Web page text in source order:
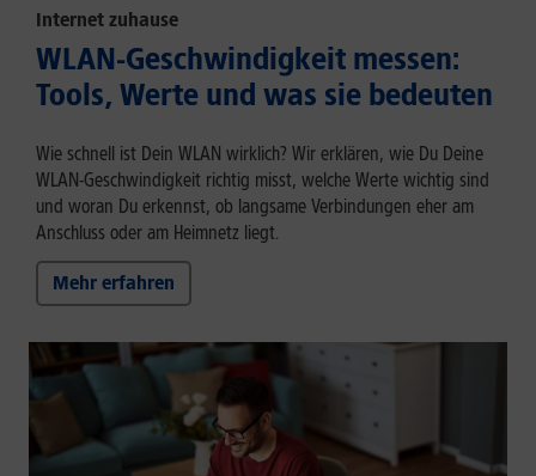
Internet zuhause
WLAN-Geschwindigkeit messen:
Tools, Werte und was sie bedeuten
Wie schnell ist Dein WLAN wirklich? Wir erklären, wie Du Deine
WLAN-Geschwindigkeit richtig misst, welche Werte wichtig sind
und woran Du erkennst, ob langsame Verbindungen eher am
Anschluss oder am Heimnetz liegt.
Mehr erfahren